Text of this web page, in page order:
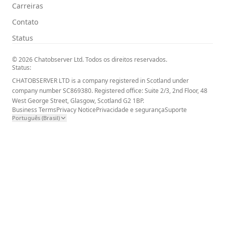
Carreiras
Contato
Status
© 2026 Chatobserver Ltd. Todos os direitos reservados.
Status:
CHATOBSERVER LTD is a company registered in Scotland under
company number SC869380. Registered office: Suite 2/3, 2nd Floor, 48
West George Street, Glasgow, Scotland G2 1BP.
Business TermsPrivacy NoticePrivacidade e segurançaSuporte
Português (Brasil)